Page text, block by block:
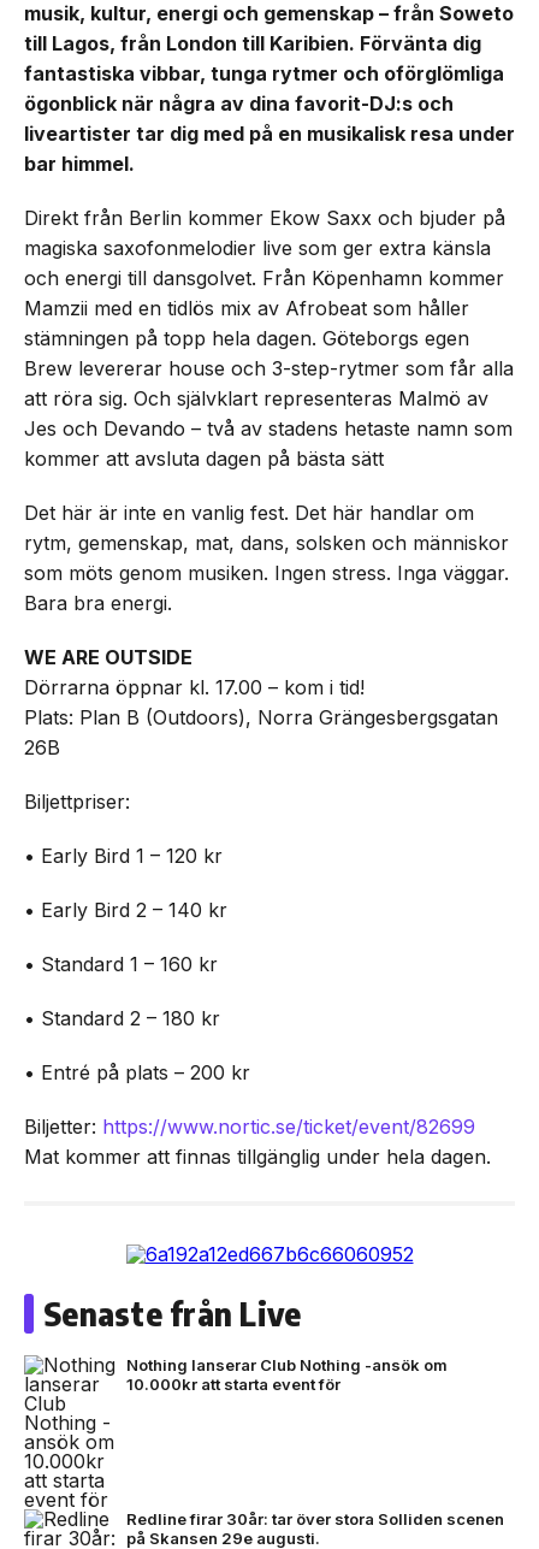
musik, kultur, energi och gemenskap – från Soweto
till Lagos, från London till Karibien. Förvänta dig
fantastiska vibbar, tunga rytmer och oförglömliga
ögonblick när några av dina favorit-DJ:s och
liveartister tar dig med på en musikalisk resa under
bar himmel.
Direkt från Berlin kommer Ekow Saxx och bjuder på
magiska saxofonmelodier live som ger extra känsla
och energi till dansgolvet. Från Köpenhamn kommer
Mamzii med en tidlös mix av Afrobeat som håller
stämningen på topp hela dagen. Göteborgs egen
Brew levererar house och 3-step-rytmer som får alla
att röra sig. Och självklart representeras Malmö av
Jes och Devando – två av stadens hetaste namn som
kommer att avsluta dagen på bästa sätt
Det här är inte en vanlig fest. Det här handlar om
rytm, gemenskap, mat, dans, solsken och människor
som möts genom musiken. Ingen stress. Inga väggar.
Bara bra energi.
WE ARE OUTSIDE
Dörrarna öppnar kl. 17.00 – kom i tid!
Plats: Plan B (Outdoors), Norra Grängesbergsgatan
26B
Biljettpriser:
• Early Bird 1 – 120 kr
• Early Bird 2 – 140 kr
• Standard 1 – 160 kr
• Standard 2 – 180 kr
• Entré på plats – 200 kr
Biljetter: https://www.nortic.se/ticket/event/82699
Mat kommer att finnas tillgänglig under hela dagen.
Senaste från Live
Nothing lanserar Club Nothing -ansök om
10.000kr att starta event för
Redline firar 30år: tar över stora Solliden scenen
på Skansen 29e augusti.